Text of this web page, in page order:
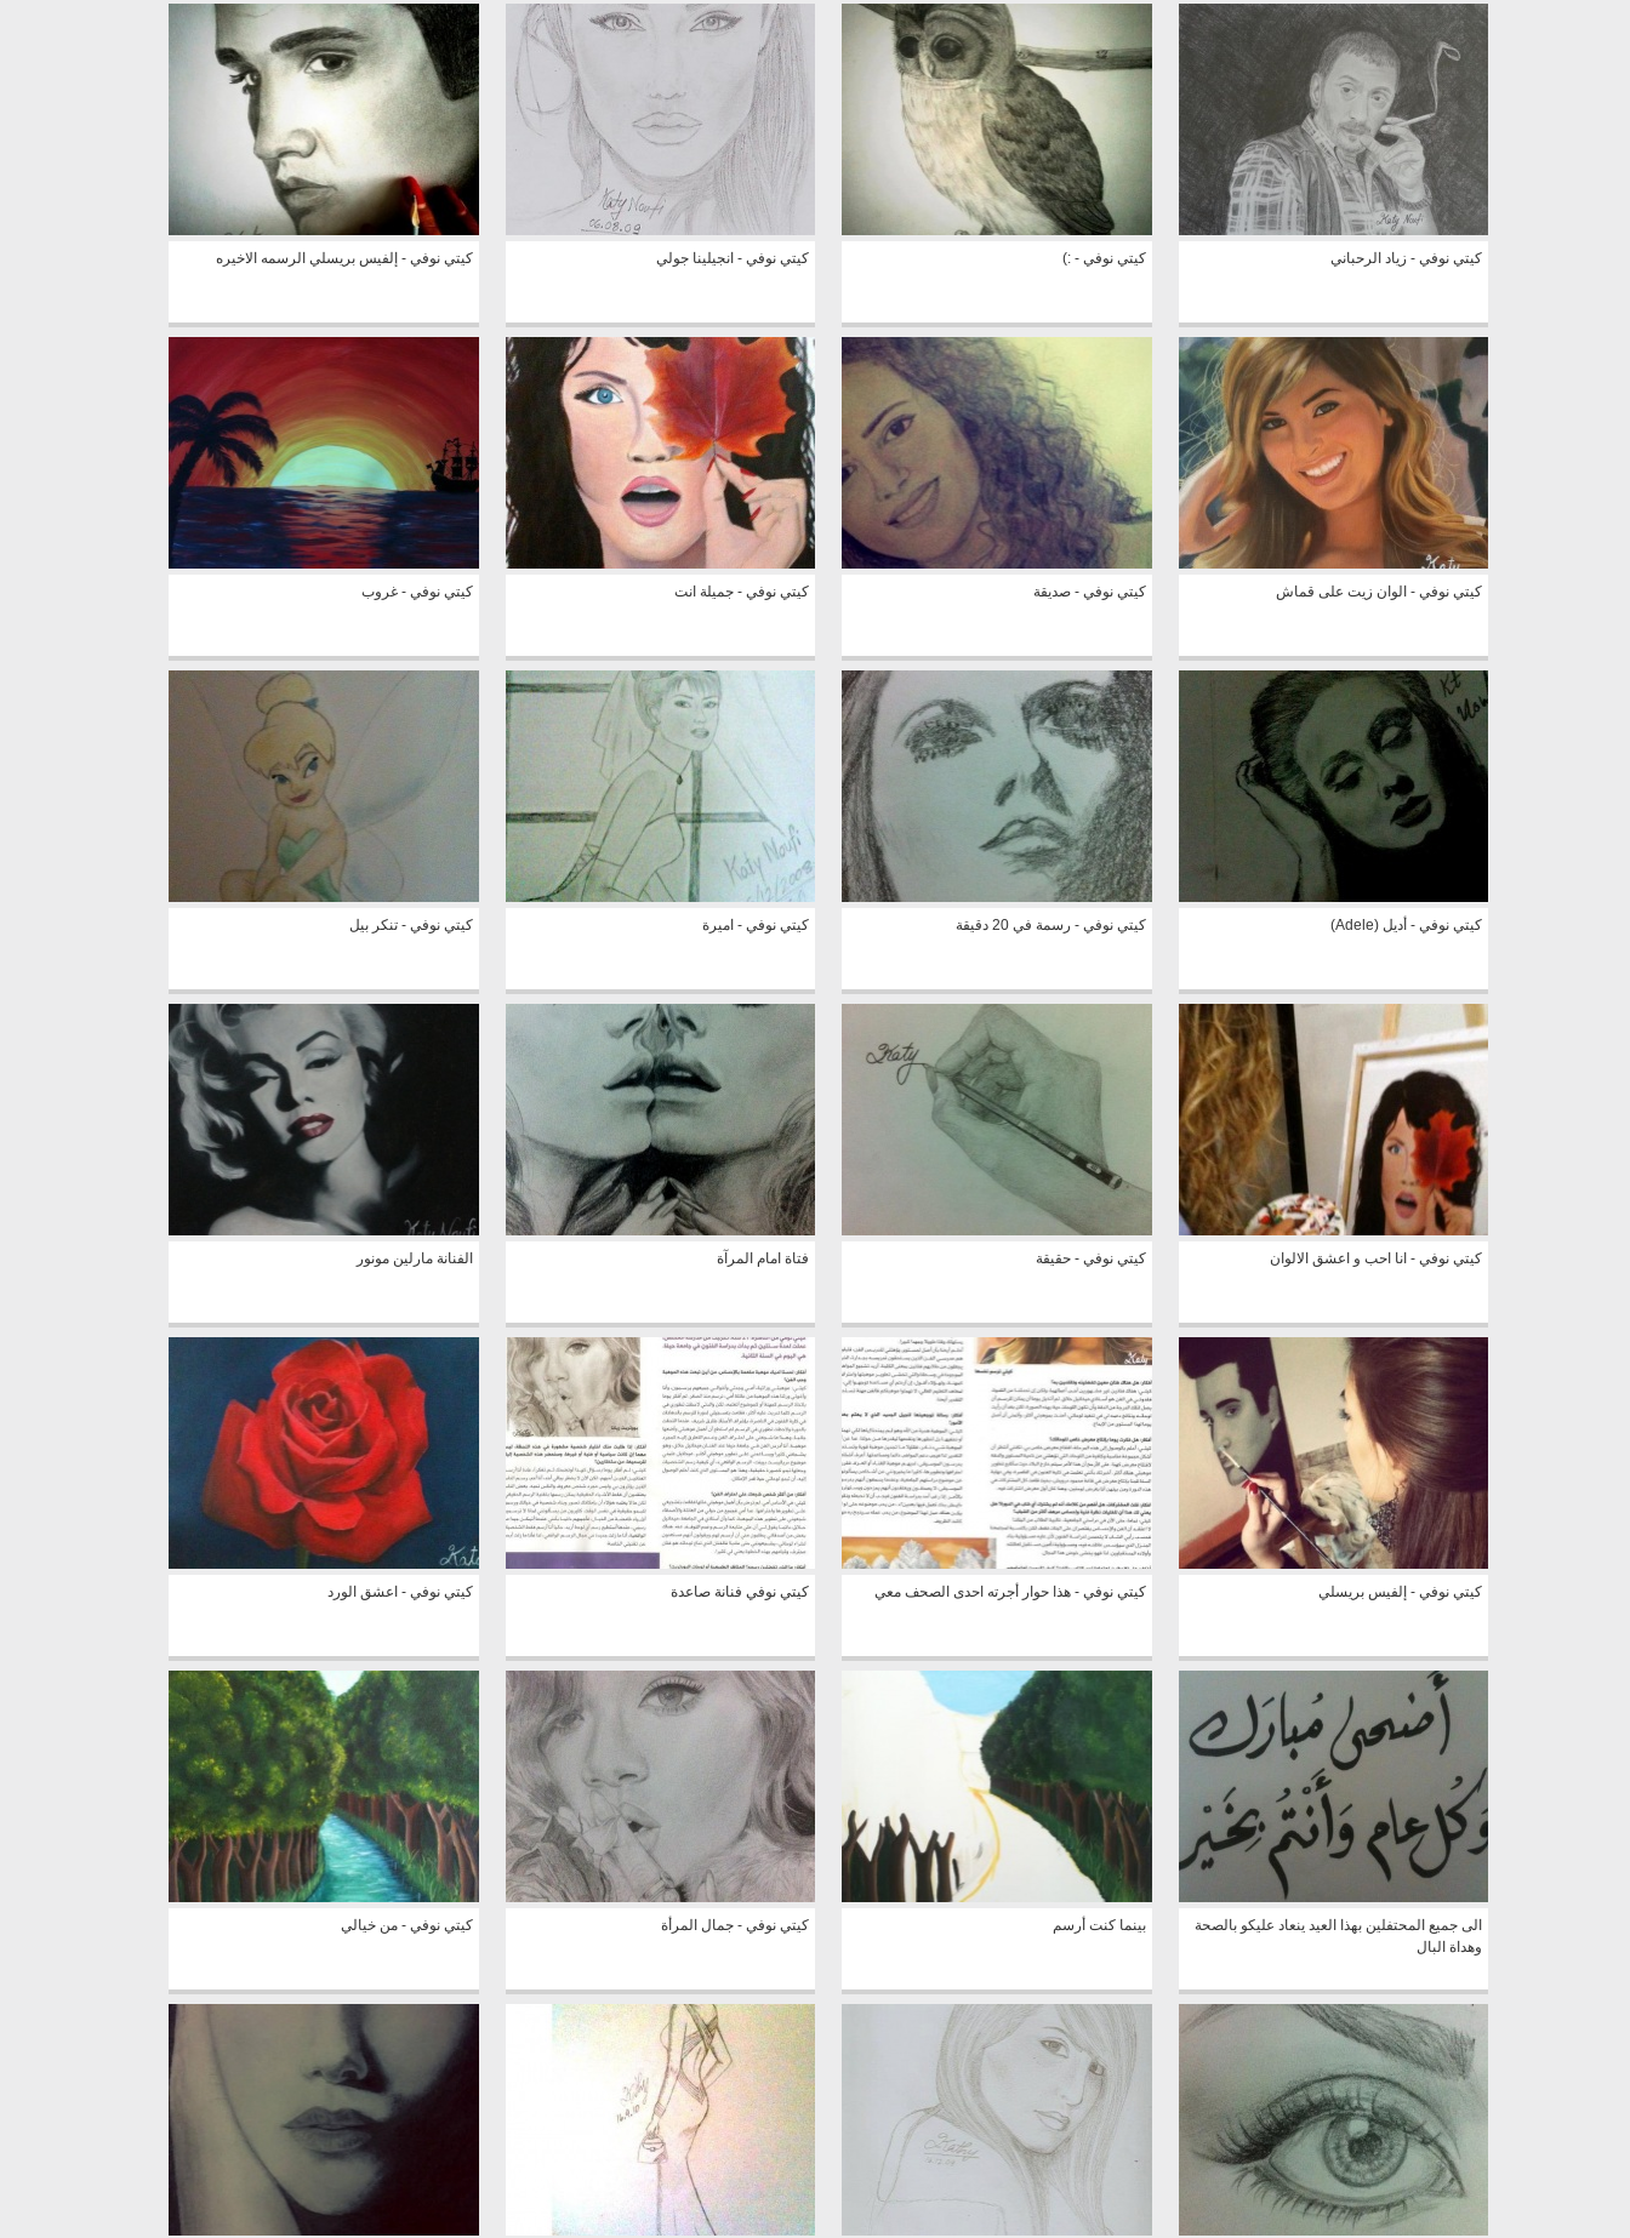
كيتي نوفي - زياد الرحباني كيتي نوفي - :) كيتي نوفي - انجيلينا جولي كيتي نوفي - إلفيس بريسلي الرسمه الاخيره
كيتي نوفي - الوان زيت على قماش كيتي نوفي - صديقة كيتي نوفي - جميلة انت كيتي نوفي - غروب
كيتي نوفي - أديل (Adele) كيتي نوفي - رسمة في 20 دقيقة كيتي نوفي - اميرة كيتي نوفي - تنكر بيل
كيتي نوفي - انا احب و اعشق الالوان كيتي نوفي - حقيقة فتاة امام المرآة الفنانة مارلين مونور
كيتي نوفي - إلفيس بريسلي كيتي نوفي - هذا حوار أجرته احدى الصحف معي كيتي نوفي فنانة صاعدة كيتي نوفي - اعشق الورد
الى جميع المحتفلين بهذا العيد ينعاد عليكو بالصحة
وهداة البال
بينما كنت أرسم كيتي نوفي - جمال المرأة كيتي نوفي - من خيالي